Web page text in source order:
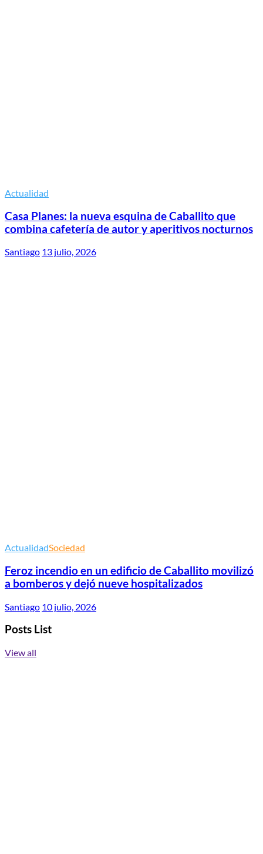
Actualidad
Casa Planes: la nueva esquina de Caballito que
combina cafetería de autor y aperitivos nocturnos
Santiago 13 julio, 2026
ActualidadSociedad
Feroz incendio en un edificio de Caballito movilizó
a bomberos y dejó nueve hospitalizados
Santiago 10 julio, 2026
Posts List
View all